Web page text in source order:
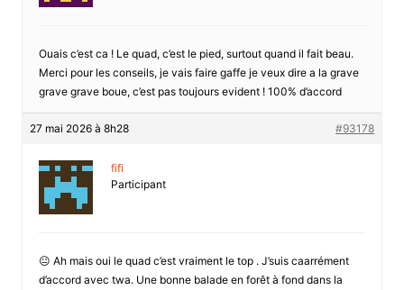
Ouais c’est ca ! Le quad, c’est le pied, surtout quand il fait beau.
Merci pour les conseils, je vais faire gaffe je veux dire a la grave
grave grave boue, c’est pas toujours evident ! 100% d’accord
27 mai 2026 à 8h28 #93178
fifi
Participant
😐 Ah mais oui le quad c’est vraiment le top . J’suis caarrément
d’accord avec twa. Une bonne balade en forêt à fond dans la